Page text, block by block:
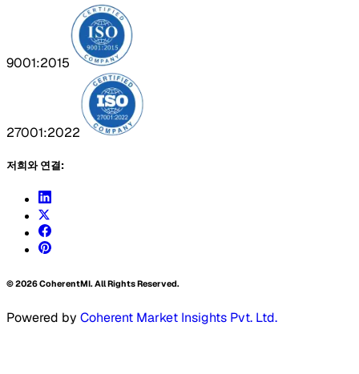
9001:2015
27001:2022
저희와 연결:
©2026CoherentMI. All Rights Reserved.
Powered by Coherent Market Insights Pvt. Ltd.